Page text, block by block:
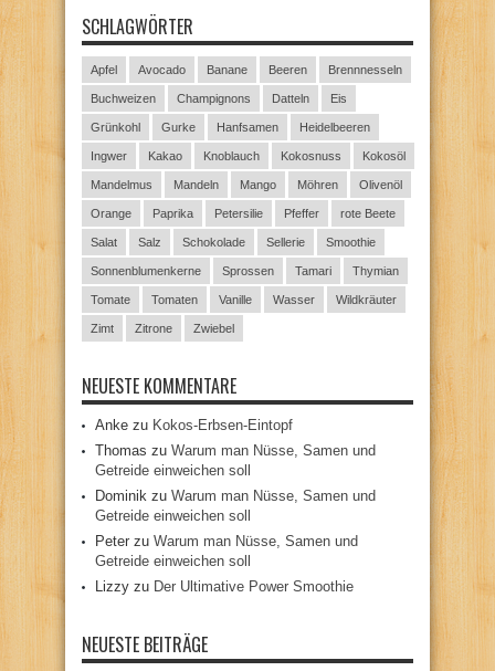
SCHLAGWÖRTER
Apfel Avocado Banane Beeren Brennnesseln
Buchweizen Champignons Datteln Eis
Grünkohl Gurke Hanfsamen Heidelbeeren
Ingwer Kakao Knoblauch Kokosnuss Kokosöl
Mandelmus Mandeln Mango Möhren Olivenöl
Orange Paprika Petersilie Pfeffer rote Beete
Salat Salz Schokolade Sellerie Smoothie
Sonnenblumenkerne Sprossen Tamari Thymian
Tomate Tomaten Vanille Wasser Wildkräuter
Zimt Zitrone Zwiebel
NEUESTE KOMMENTARE
Anke zu Kokos-Erbsen-Eintopf
Thomas zu Warum man Nüsse, Samen und
Getreide einweichen soll
Dominik zu Warum man Nüsse, Samen und
Getreide einweichen soll
Peter zu Warum man Nüsse, Samen und
Getreide einweichen soll
Lizzy zu Der Ultimative Power Smoothie
NEUESTE BEITRÄGE